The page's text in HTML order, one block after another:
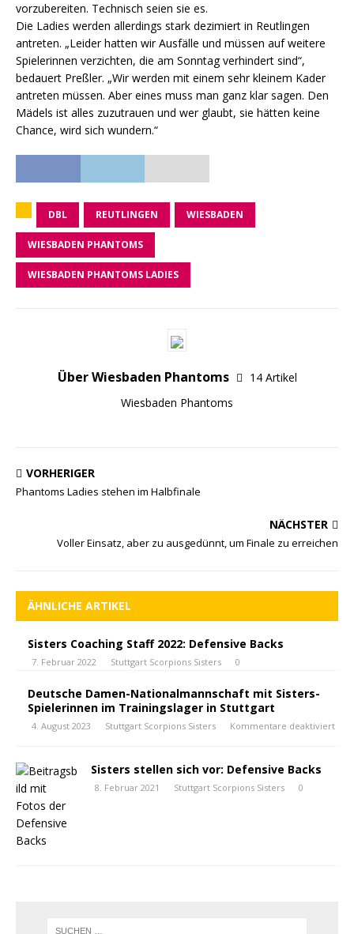
vorzubereiten. Technisch seien sie es.
Die Ladies werden allerdings stark dezimiert in Reutlingen
antreten. „Leider hatten wir Ausfälle und müssen auf weitere
Spielerinnen verzichten, die am Sonntag verhindert sind“,
bedauert Preßler. „Wir werden mit einem sehr kleinem Kader
antreten müssen. Aber eines muss man ganz klar sagen. Den
Mädels ist alles zuzutrauen und wer glaubt, sie hätten keine
Chance, wird sich wundern.“
DBL REUTLINGEN WIESBADEN
WIESBADEN PHANTOMS
WIESBADEN PHANTOMS LADIES
Über Wiesbaden Phantoms
14 Artikel
Wiesbaden Phantoms
VORHERIGER
Phantoms Ladies stehen im Halbfinale
NÄCHSTER
Voller Einsatz, aber zu ausgedünnt, um Finale zu erreichen
ÄHNLICHE ARTIKEL
Sisters Coaching Staff 2022: Defensive Backs
7. Februar 2022 Stuttgart Scorpions Sisters 0
Deutsche Damen-Nationalmannschaft mit Sisters-
Spielerinnen im Trainingslager in Stuttgart
4. August 2023 Stuttgart Scorpions Sisters Kommentare deaktiviert
Sisters stellen sich vor: Defensive Backs
8. Februar 2021 Stuttgart Scorpions Sisters 0